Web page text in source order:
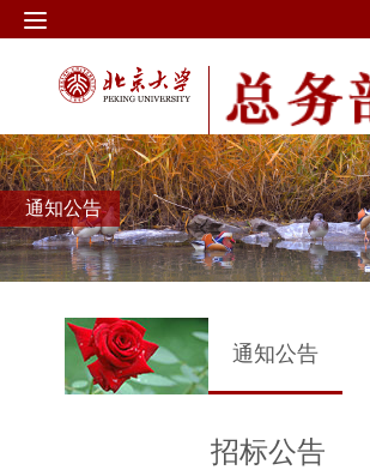
通知公告
通知公告
招标公告